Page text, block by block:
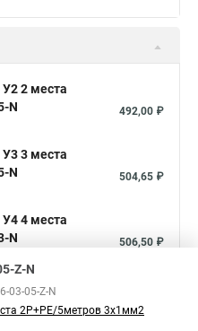
У2 2 места
N
492,00 ₽
У3 3 места
N
504,65 ₽
У4 4 места
N
506,50 ₽
Z-N
03-05-Z-N
2Р+PЕ/5метров 3х1мм2